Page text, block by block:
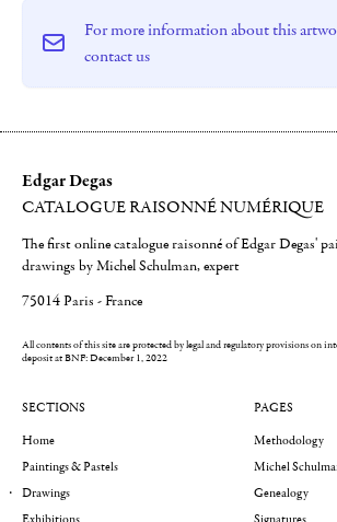
For more information about this
contact us
Edgar Degas
CATALOGUE RAISONNÉ NUMÉRIQUE
The first online catalogue raisonné of Edgar Degas'
drawings by Michel Schulman, expert
75014 Paris - France
All contents of this site are protected by legal and regulatory provisions on
deposit at BNF: December 1, 2022
SECTIONS
Home
Paintings & Pastels
Drawings
PAGES
Methodology
Michel
Genealogy